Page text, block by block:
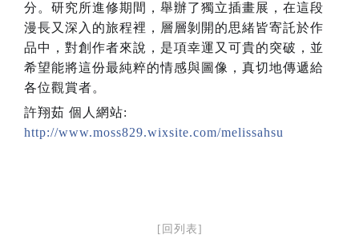
分。研究所進修期間，舉辦了獨立插畫展，在這段
漫長又深入的旅程裡，層層剝開的思緒皆寄託於作
品中，對創作者來說，是項幸運又可貴的突破，並
希望能將這份最純粹的情感與圖像，真切地傳遞給
各位觀賞者。
許翔茹 個人網站:
http://www.moss829.wixsite.com/melissahsu
[回列表]